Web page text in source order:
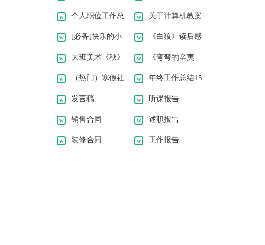
记[常用6篇] 作文400字集合9篇
个人职位工作总
结
关于计算机教案
汇编10篇
[必备]快乐的小
学作文
《白狼》读后感
8篇
大班美术《秋》
教案
《弯弯的辛夷
花》读后感
（热门）寒假社
会实践报告
年终工作总结15
篇
发言稿 听课报告
销售合同 述职报告
装修合同 工作报告